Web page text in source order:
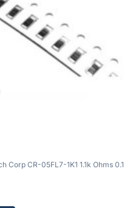
Corp CR-05FL7-1K1 1.1k Ohms